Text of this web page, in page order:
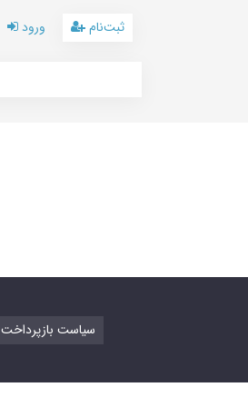
ورود ثبت‌نام
Refund Policy سیاست بازپرداخت